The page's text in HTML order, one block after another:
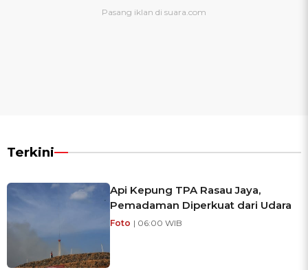
Terkini
Api Kepung TPA Rasau Jaya,
Pemadaman Diperkuat dari Udara
Foto | 06:00 WIB